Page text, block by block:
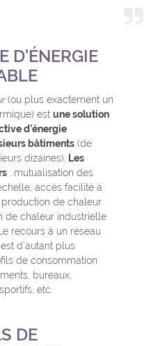
D’ÉNERGIE
(ou plus exactement un
est une solution
d’énergie
bâtiments (de
dizaines).
Les
: mutualisation des
accès facilité à
de chaleur
de chaleur industrielle
recours à un réseau
d’autant plus
de consommation
bureaux,
etc.
DE